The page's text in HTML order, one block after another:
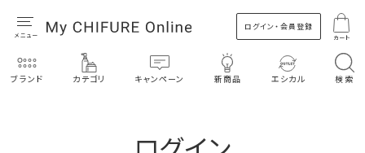
ログイン・会員登録
カート
ブランド カテゴリ キャンペーン 新商品 エシカル 検索